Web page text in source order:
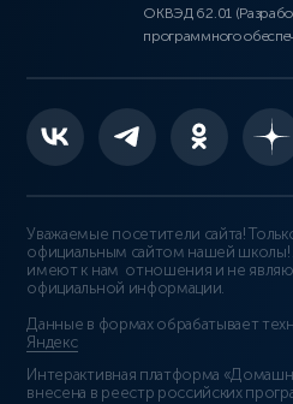
ОКВЭД 62.01
программного
Уважаемые посетители сайта!
официальным сайтом нашей школы!
имеют к нам отношения и не
официальной информации.
Данные в формах обрабатывает
Яндекс
Интерактивная платформа
внесена в реестр российских